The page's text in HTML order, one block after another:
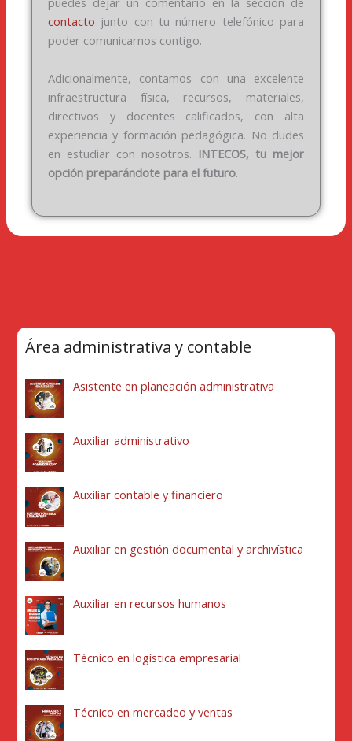
contacto junto con tu número telefónico para
poder comunicarnos contigo.
Adicionalmente, contamos con una excelente
infraestructura física, recursos, materiales,
directivos y docentes calificados, con alta
experiencia y formación pedagógica. No dudes
en estudiar con nosotros. INTECOS, tu mejor
opción preparándote para el futuro.
Área administrativa y contable
Asistente en planeación administrativa
Auxiliar administrativo
Auxiliar contable y financiero
Auxiliar en gestión documental y archivística
Auxiliar en recursos humanos
Técnico en logística empresarial
Técnico en mercadeo y ventas